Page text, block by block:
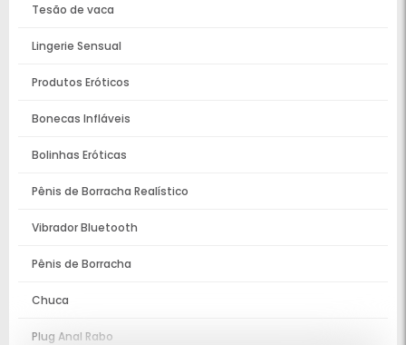
Tesão de vaca
Lingerie Sensual
Produtos Eróticos
Bonecas Infláveis
Bolinhas Eróticas
Pênis de Borracha Realístico
Vibrador Bluetooth
Pênis de Borracha
Chuca
Plug Anal Rabo